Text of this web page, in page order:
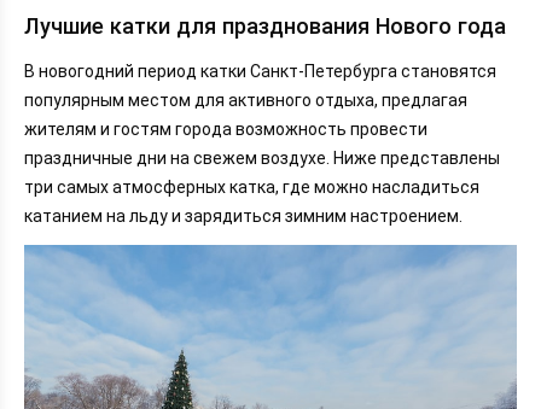
Лучшие катки для празднования Нового года
В новогодний период катки Санкт-Петербурга становятся
популярным местом для активного отдыха, предлагая
жителям и гостям города возможность провести
праздничные дни на свежем воздухе. Ниже представлены
три самых атмосферных катка, где можно насладиться
катанием на льду и зарядиться зимним настроением.